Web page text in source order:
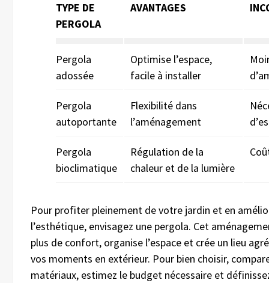
TYPE DE
PERGOLA
AVANTAGES
Pergola
adossée
Optimise l’espace,
facile à installer
Pergola
autoportante
Flexibilité dans
l’aménagement
Pergola
bioclimatique
Régulation de la
chaleur et de la lumière
Pour profiter pleinement de votre jardin et en
l’esthétique, envisagez une pergola. Cet
plus de confort, organise l’espace et crée un lieu
vos moments en extérieur. Pour bien choisir,
matériaux, estimez le budget nécessaire et